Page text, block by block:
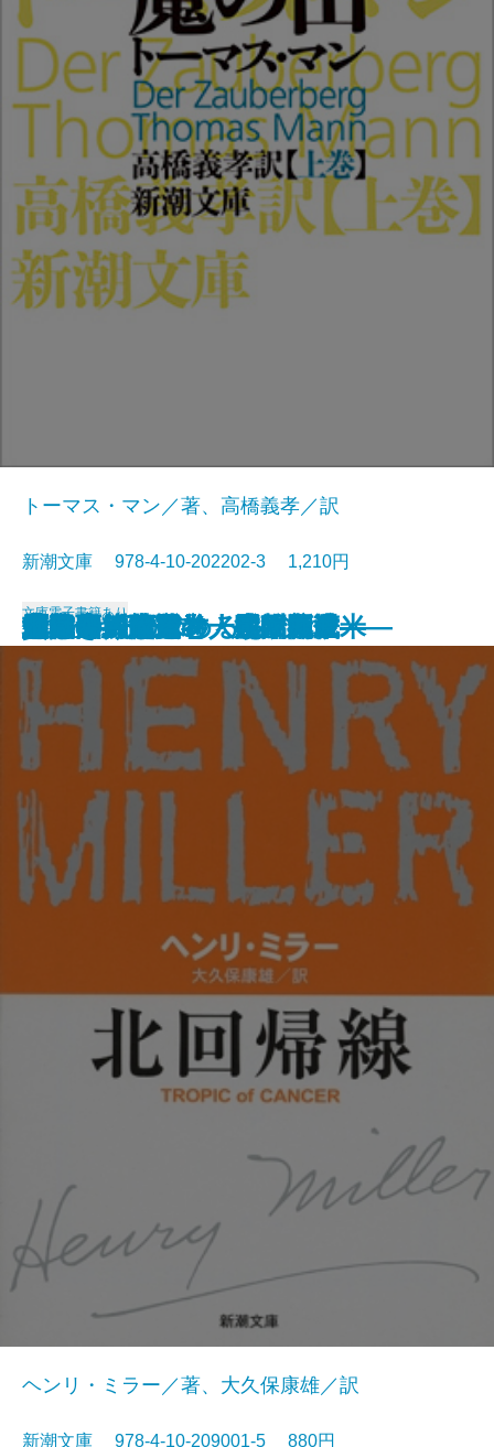
貧しき人びと
未成年〔下〕
未成年〔上〕
壁
青梅雨
忘却の河
エミリーの求めるもの
魔の山〔下〕
雁の寺・越前竹人形
魔の山〔上〕
トーマス・マン／著、高橋義孝／訳
新潮文庫 978-4-10-202202-3 1,210円
文庫電子書籍あり
北回帰線
ヘンリ・ミラー／著、大久保康雄／訳
新潮文庫 978-4-10-209001-5 880円
勝海舟―第五巻・江戸開城―
勝海舟―第六巻・明治新政―
勝海舟―第三巻・長州征伐―
勝海舟―第四巻・大政奉還―
他人の顔
河童・或阿呆の一生
勝海舟―第一巻・黒船渡来―
勝海舟―第二巻・咸臨丸渡米―
地獄変・偸盗